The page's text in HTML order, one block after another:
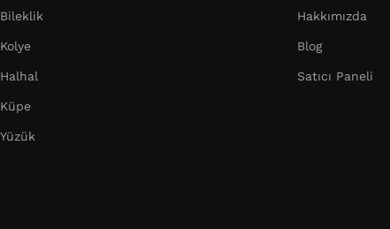
Bileklik
Kolye
Halhal
Küpe
Yüzük
Hakkımızda
Blog
Satıcı Paneli